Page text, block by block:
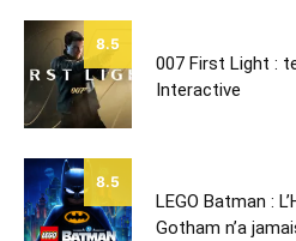
8.5
007 First Light :
Interactive
8.5
LEGO Batman :
Gotham n’a